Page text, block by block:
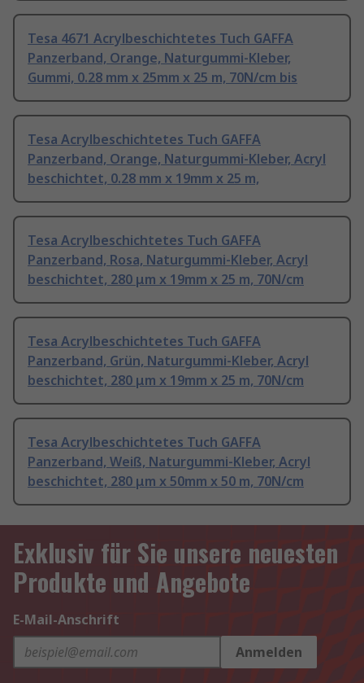
Tesa 4671 Acrylbeschichtetes Tuch GAFFA
Panzerband, Orange, Naturgummi-Kleber,
Gummi, 0.28 mm x 25mm x 25 m, 70N/cm bis
Tesa Acrylbeschichtetes Tuch GAFFA
Panzerband, Orange, Naturgummi-Kleber, Acryl
beschichtet, 0.28 mm x 19mm x 25 m,
Tesa Acrylbeschichtetes Tuch GAFFA
Panzerband, Rosa, Naturgummi-Kleber, Acryl
beschichtet, 280 μm x 19mm x 25 m, 70N/cm
Tesa Acrylbeschichtetes Tuch GAFFA
Panzerband, Grün, Naturgummi-Kleber, Acryl
beschichtet, 280 μm x 19mm x 25 m, 70N/cm
Tesa Acrylbeschichtetes Tuch GAFFA
Panzerband, Weiß, Naturgummi-Kleber, Acryl
beschichtet, 280 μm x 50mm x 50 m, 70N/cm
Exklusiv für Sie unsere neuesten
Produkte und Angebote
E-Mail-Anschrift
Anmelden